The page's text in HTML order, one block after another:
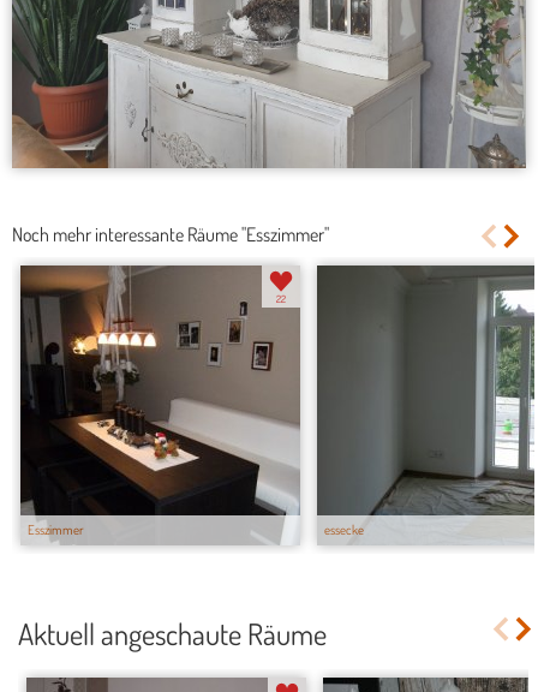
Noch mehr interessante Räume "Esszimmer"
Esszimmer
22
essecke
Aktuell angeschaute Räume